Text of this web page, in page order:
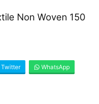
Non Woven 150
Twitter WhatsApp